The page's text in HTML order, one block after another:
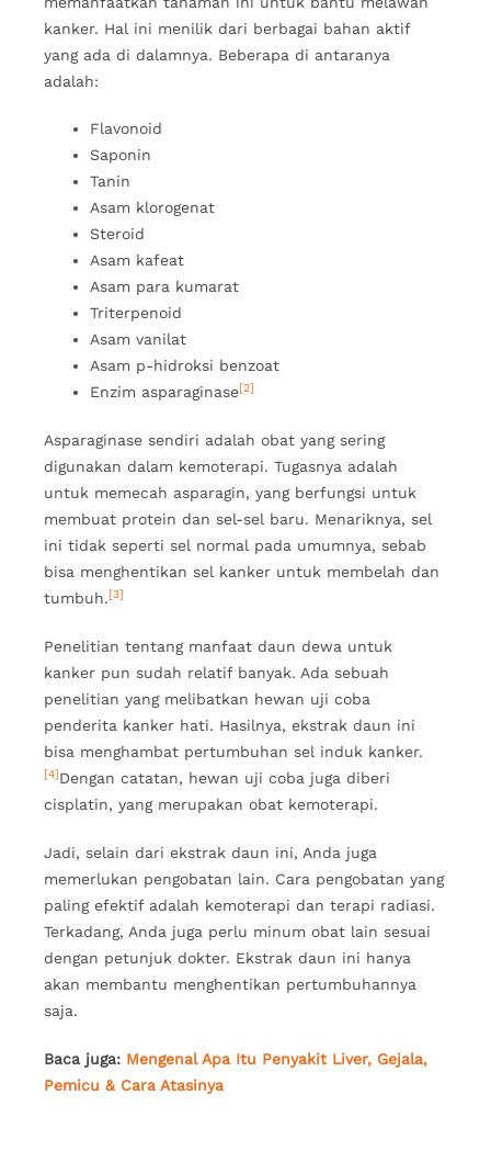
kanker. Hal ini menilik dari berbagai bahan aktif
yang ada di dalamnya. Beberapa di antaranya
adalah:
Flavonoid
Saponin
Tanin
Asam klorogenat
Steroid
Asam kafeat
Asam para kumarat
Triterpenoid
Asam vanilat
Asam p-hidroksi benzoat
Enzim asparaginase[2]
Asparaginase sendiri adalah obat yang sering
digunakan dalam kemoterapi. Tugasnya adalah
untuk memecah asparagin, yang berfungsi untuk
membuat protein dan sel-sel baru. Menariknya, sel
ini tidak seperti sel normal pada umumnya, sebab
bisa menghentikan sel kanker untuk membelah dan
tumbuh.[3]
Penelitian tentang manfaat daun dewa untuk
kanker pun sudah relatif banyak. Ada sebuah
penelitian yang melibatkan hewan uji coba
penderita kanker hati. Hasilnya, ekstrak daun ini
bisa menghambat pertumbuhan sel induk kanker.
[4]Dengan catatan, hewan uji coba juga diberi
cisplatin, yang merupakan obat kemoterapi.
Jadi, selain dari ekstrak daun ini, Anda juga
memerlukan pengobatan lain. Cara pengobatan yang
paling efektif adalah kemoterapi dan terapi radiasi.
Terkadang, Anda juga perlu minum obat lain sesuai
dengan petunjuk dokter. Ekstrak daun ini hanya
akan membantu menghentikan pertumbuhannya
saja.
Baca juga: Mengenal Apa Itu Penyakit Liver, Gejala,
Pemicu & Cara Atasinya